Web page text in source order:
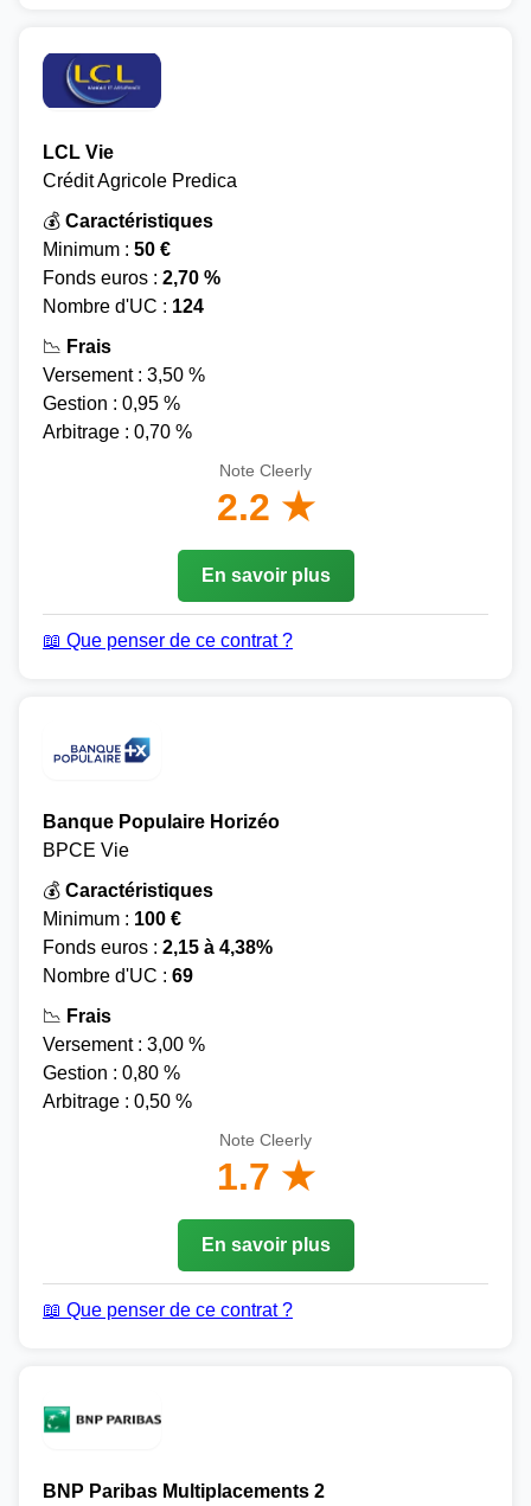
LCL Vie
Crédit Agricole Predica
💰 Caractéristiques
Minimum : 50 €
Fonds euros : 2,70 %
Nombre d'UC : 124
📉 Frais
Versement : 3,50 %
Gestion : 0,95 %
Arbitrage : 0,70 %
Note Cleerly
2.2 ★
En savoir plus
📖 Que penser de ce contrat ?
Banque Populaire Horizéo
BPCE Vie
💰 Caractéristiques
Minimum : 100 €
Fonds euros : 2,15 à 4,38%
Nombre d'UC : 69
📉 Frais
Versement : 3,00 %
Gestion : 0,80 %
Arbitrage : 0,50 %
Note Cleerly
1.7 ★
En savoir plus
📖 Que penser de ce contrat ?
BNP Paribas Multiplacements 2